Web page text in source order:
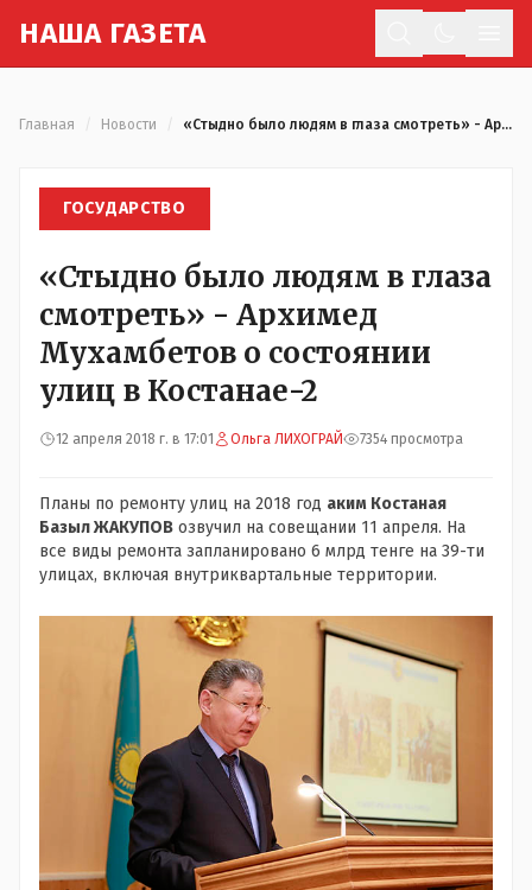
НАША ГАЗЕТА
Главная Новости «Стыдно было людям в глаза смотреть» - Архимед Мухамбетов о состоянии улиц в Костанае-2
ГОСУДАРСТВО
«Стыдно было людям в глаза
смотреть» - Архимед
Мухамбетов о состоянии
улиц в Костанае-2
12 апреля 2018 г. в 17:01 Ольга ЛИХОГРАЙ 7354 просмотра
Планы по ремонту улиц на 2018 год аким Костаная
Базыл ЖАКУПОВ озвучил на совещании 11 апреля. На
все виды ремонта запланировано 6 млрд тенге на 39-ти
улицах, включая внутриквартальные территории.